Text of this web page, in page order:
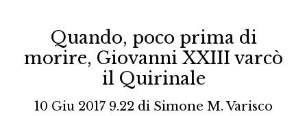
Quando, poco prima di
morire, Giovanni XXIII varcò
il Quirinale
10 Giu 2017 9.22 di Simone M. Varisco